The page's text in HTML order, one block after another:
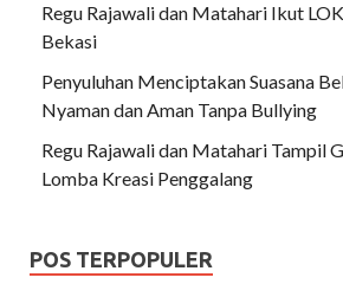
Regu Rajawali dan Matahari Ikut
Bekasi
Penyuluhan Menciptakan Suasana
Nyaman dan Aman Tanpa Bullying
Regu Rajawali dan Matahari Tampil
Lomba Kreasi Penggalang
POS TERPOPULER